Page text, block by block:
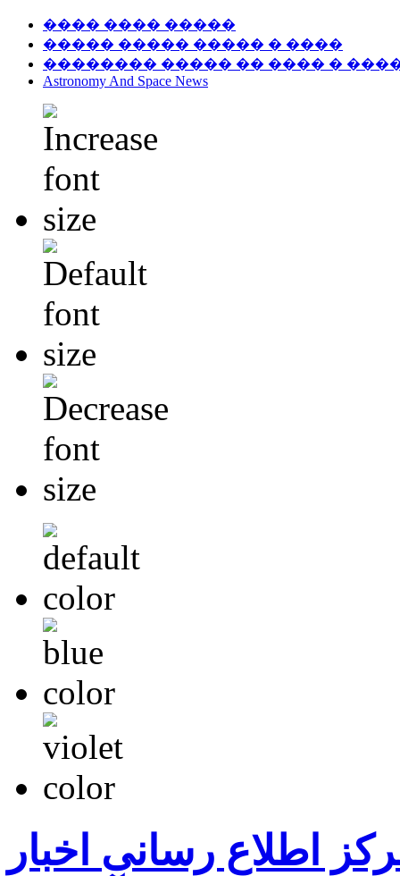
���� ���� �����
����� ����� ����� � ����
�������� ����� �� ���� �
Astronomy And Space News
اطلاع رسانی اخبار